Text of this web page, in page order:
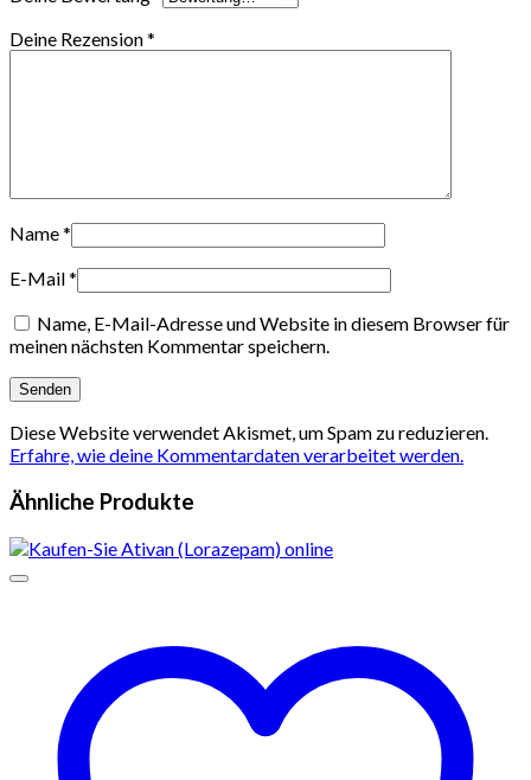
Deine Rezension*
Name*
E-Mail*
Name, E-Mail-Adresse und Website in diesem Browser für
meinen nächsten Kommentar speichern.
Diese Website verwendet Akismet, um Spam zu reduzieren.
Erfahre, wie deine Kommentardaten verarbeitet werden.
Ähnliche Produkte